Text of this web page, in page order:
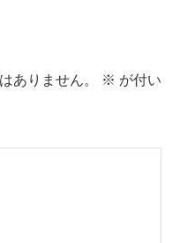
ありません。 ※ が付い